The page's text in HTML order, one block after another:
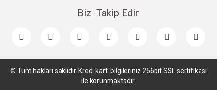
Bizi Takip Edin
© Tüm hakları saklıdır. Kredi kartı bilgileriniz 256bit SSL sertifikası
ile korunmaktadır.